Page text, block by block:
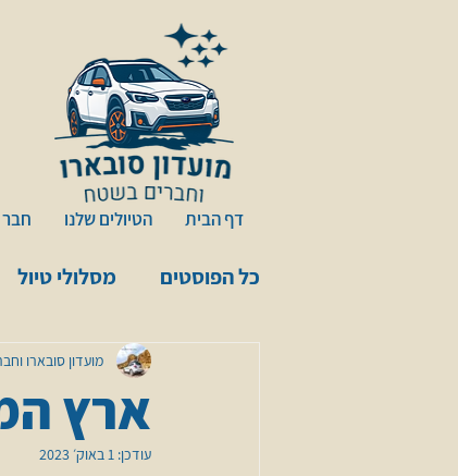
דף הבית הטיולים שלנו
כל הפוסטים מסלולי טיול
נקודות עיניין
ארץ
מועדון סובארו
עודכן: 1 באוק׳ 2023